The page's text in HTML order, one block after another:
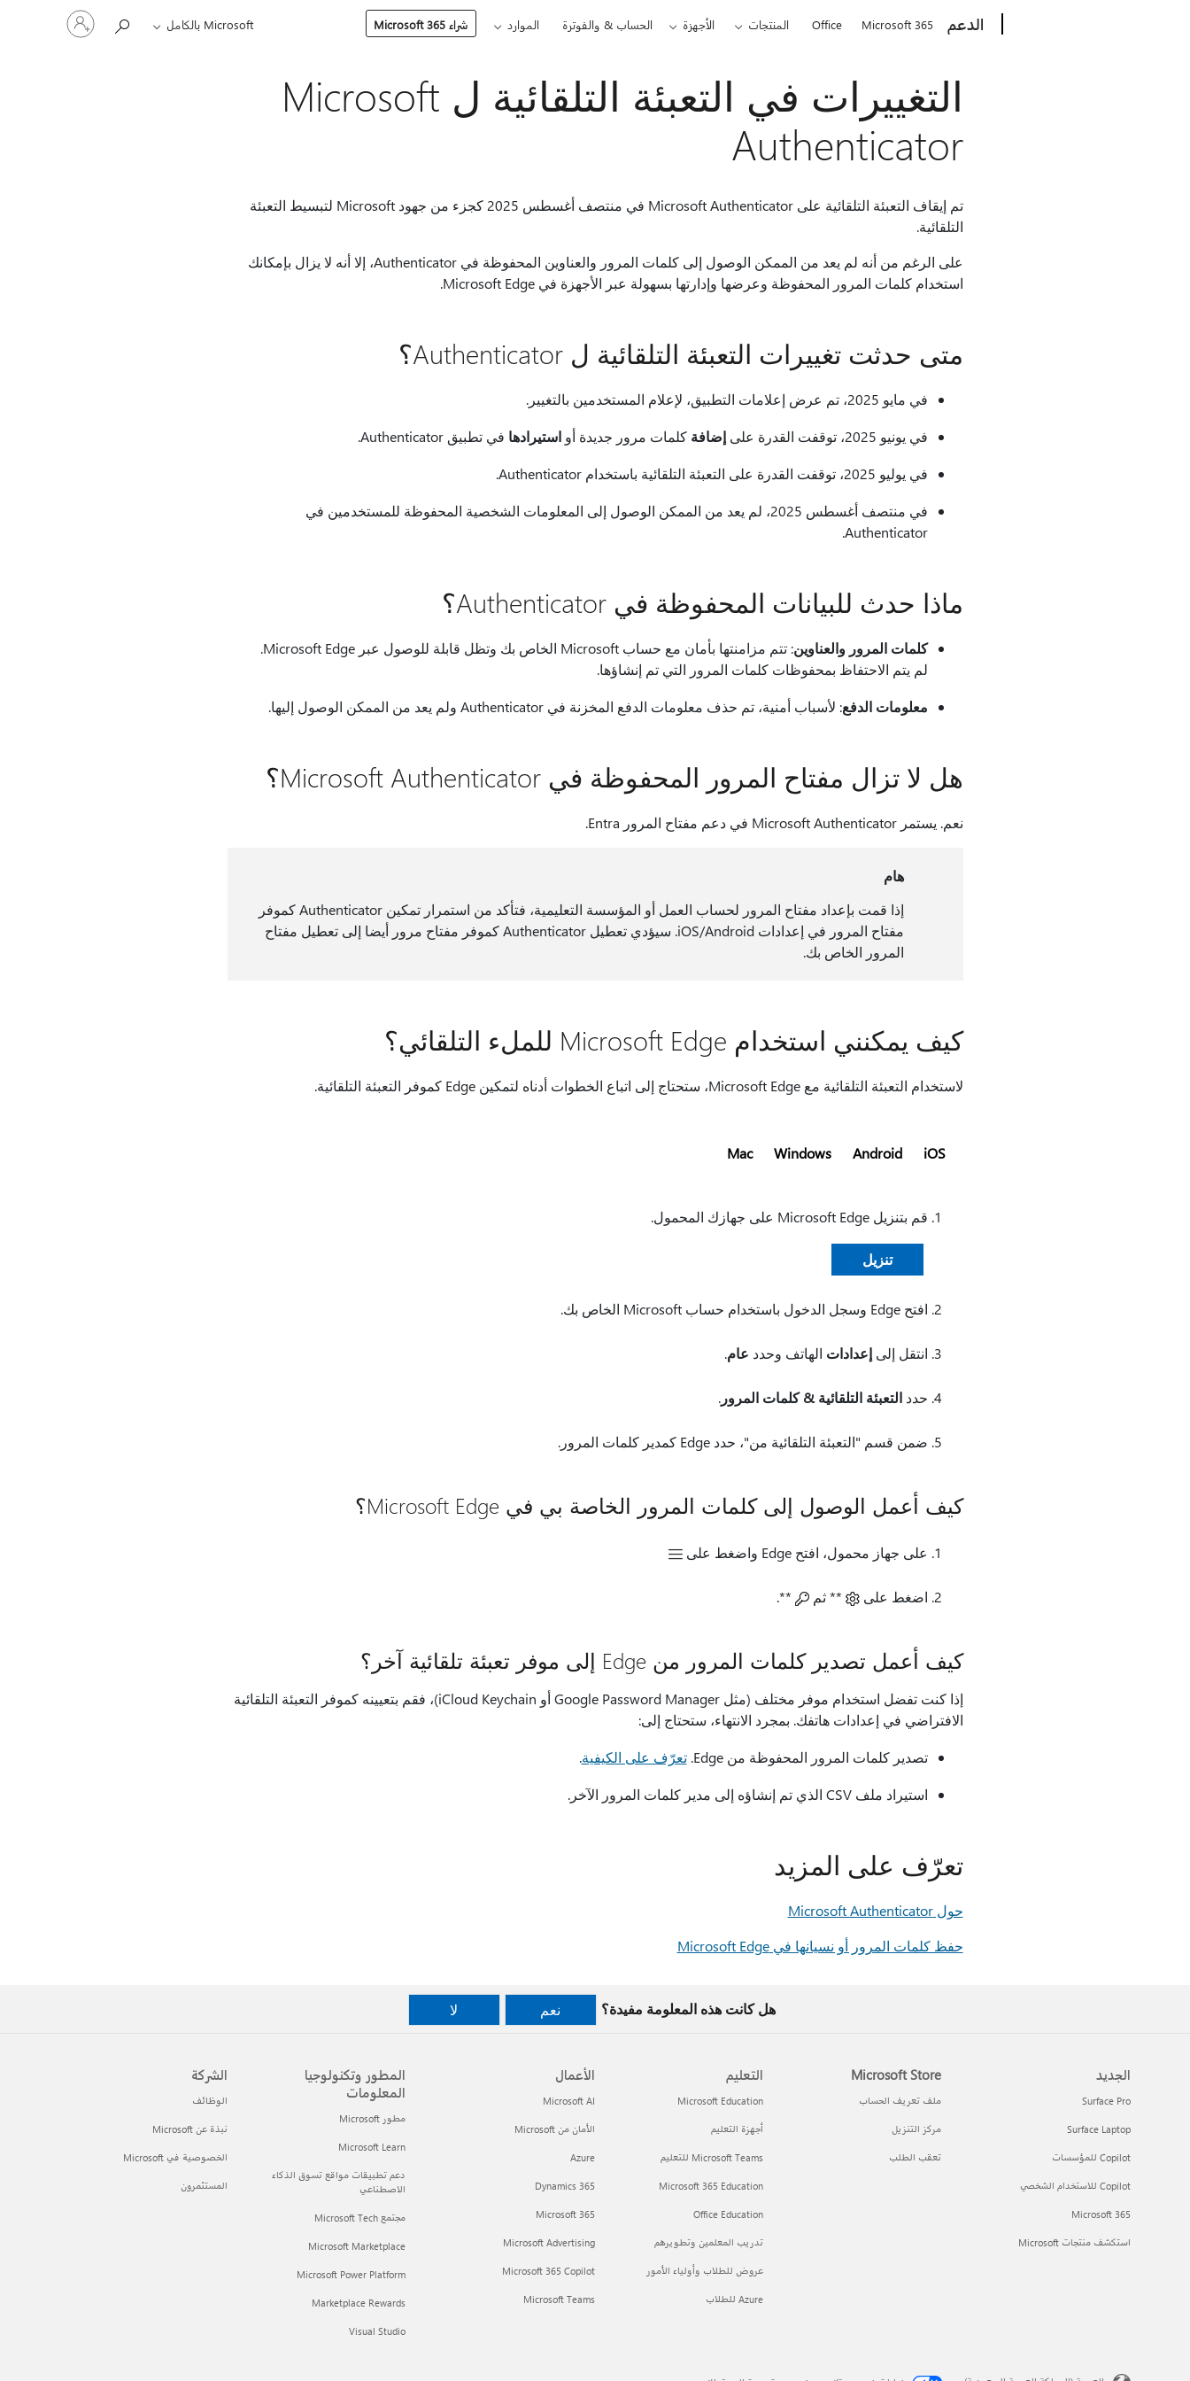
الدعم Microsoft 365
Office المنتجات الأجهزة الحساب & والفوترة الموارد شراء Microsoft 365 Microsoft بالكامل
تسجيل
الدخول
إلى
التغييرات في التعبئة التلقائية ل Microsoft
Authenticator
تم إيقاف التعبئة التلقائية على Microsoft Authenticator في منتصف أغسطس 2025 كجزء من جهود Microsoft لتبسيط التعبئة
التلقائية.
على الرغم من أنه لم يعد من الممكن الوصول إلى كلمات المرور والعناوين المحفوظة في Authenticator، إلا أنه لا يزال بإمكانك
استخدام كلمات المرور المحفوظة وعرضها وإدارتها بسهولة عبر الأجهزة في Microsoft Edge.
متى حدثت تغييرات التعبئة التلقائية ل Authenticator؟
في مايو 2025، تم عرض إعلامات التطبيق، لإعلام المستخدمين بالتغيير.
في يونيو 2025، توقفت القدرة على
إضافة كلمات مرور جديدة أواستيرادها في تطبيق Authenticator.
في يوليو 2025، توقفت القدرة على التعبئة التلقائية باستخدام Authenticator.
في منتصف أغسطس 2025، لم يعد من الممكن الوصول إلى المعلومات الشخصية المحفوظة للمستخدمين في
Authenticator.
ماذا حدث للبيانات المحفوظة في Authenticator؟
كلمات المرور والعناوين
: تتم مزامنتها بأمان مع حساب Microsoft الخاص بك وتظل قابلة للوصول عبر Microsoft Edge.
لم يتم الاحتفاظ بمحفوظات كلمات المرور التي تم إنشاؤها.
معلومات الدفع: لأسباب أمنية، تم حذف معلومات الدفع المخزنة في Authenticator ولم يعد من الممكن الوصول إليها.
هل لا تزال مفتاح المرور المحفوظة في Microsoft Authenticator؟
نعم. يستمر Microsoft Authenticator في دعم مفتاح المرور Entra.
هام
إذا قمت بإعداد مفتاح المرور لحساب العمل أو المؤسسة التعليمية، فتأكد من استمرار تمكين Authenticator كموفر
مفتاح المرور في إعدادات iOS/Android. سيؤدي تعطيل Authenticator كموفر مفتاح مرور أيضا إلى تعطيل مفتاح
المرور الخاص بك.
كيف يمكنني استخدام Microsoft Edge للملء التلقائي؟
لاستخدام التعبئة التلقائية مع Microsoft Edge، ستحتاج إلى اتباع الخطوات أدناه لتمكين Edge كموفر التعبئة التلقائية.
iOS
Android
Windows
Mac
قم بتنزيل Microsoft Edge على جهازك المحمول.
تنزيل
افتح Edge وسجل الدخول باستخدام حساب Microsoft الخاص بك.
انتقل إلىإعدادات الهاتف وحدد عام.
حددالتعبئة التلقائية & كلمات المرور.
ضمن قسم "التعبئة التلقائية من"، حدد Edge كمدير كلمات المرور.
كيف أعمل الوصول إلى كلمات المرور الخاصة بي في Microsoft Edge؟
على جهاز محمول، افتح Edge واضغط على
اضغط على ** ثم **.
كيف أعمل تصدير كلمات المرور من Edge إلى موفر تعبئة تلقائية آخر؟
إذا كنت تفضل استخدام موفر مختلف (مثل Google Password Manager أو iCloud Keychain)، فقم بتعيينه كموفر التعبئة التلقائية
الافتراضي في إعدادات هاتفك. بمجرد الانتهاء، ستحتاج إلى:
تصدير كلمات المرور المحفوظة من Edge.
تعرّف على الكيفية.
استيراد ملف CSV الذي تم إنشاؤه إلى مدير كلمات المرور الآخر.
تعرّف على المزيد
حول Microsoft Authenticator
حفظ كلمات المرور أو نسيانها في Microsoft Edge
هل كانت هذه المعلومة مفيدة؟ نعم لا
الجديد
Surface Pro
Surface Laptop
Copilot للمؤسسات
Copilot للاستخدام الشخصي
Microsoft 365
استكشف منتجات Microsoft
Microsoft Store
ملف تعريف الحساب
مركز التنزيل
تعقب الطلب
التعليم
Microsoft Education
أجهزة التعليم
Microsoft Teams للتعليم
Microsoft 365 Education
Office Education
تدريب المعلمين وتطويرهم
عروض للطلاب وأولياء الأمور
Azure للطلاب
الأعمال
Microsoft AI
الأمان من Microsoft
Azure
Dynamics 365
Microsoft 365
Microsoft Advertising
Microsoft 365 Copilot
Microsoft Teams
المطور وتكنولوجيا
المعلومات
مطور Microsoft
Microsoft Learn
دعم تطبيقات مواقع تسوق الذكاء
الاصطناعي
مجتمع Microsoft Tech
Microsoft Marketplace
Microsoft Power Platform
Marketplace Rewards
Visual Studio
الشركة
الوظائف
نبذة عن Microsoft
الخصوصية في Microsoft
المستثمرون